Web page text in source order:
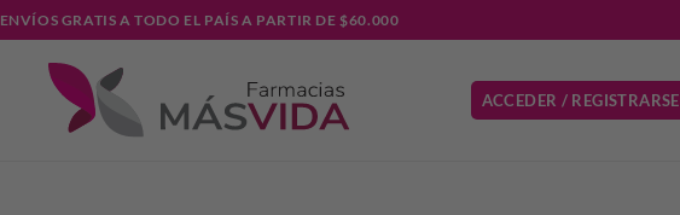
ENVÍOS GRATIS A TODO EL PAÍS A PARTIR DE $60.000
ACCEDER / REGISTRARSE